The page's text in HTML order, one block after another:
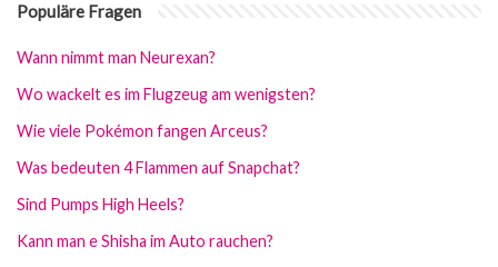
Populäre Fragen
Wann nimmt man Neurexan?
Wo wackelt es im Flugzeug am wenigsten?
Wie viele Pokémon fangen Arceus?
Was bedeuten 4 Flammen auf Snapchat?
Sind Pumps High Heels?
Kann man e Shisha im Auto rauchen?